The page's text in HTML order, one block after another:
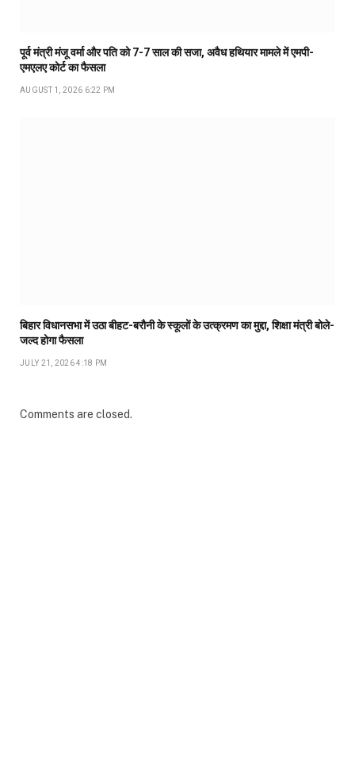
पूर्व मंत्री मंजू वर्मा और पति को 7-7 साल की सजा, अवैध हथियार मामले में एमपी-
एमएलए कोर्ट का फैसला
AUGUST 1, 2026 6:22 PM
बिहार विधानसभा में उठा बीहट-बरौनी के स्कूलों के उत्क्रमण का मुद्दा, शिक्षा मंत्री बोले-
जल्द होगा फैसला
JULY 21, 2026 4:18 PM
Comments are closed.